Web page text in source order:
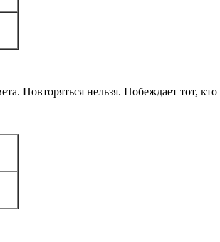
Повторяться нельзя. Побеждает тот,